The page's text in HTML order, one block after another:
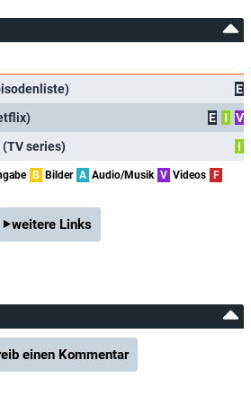
E
E I
V
series)
I
B Bilder A Audio/Musik V Videos
F
weitere Links
einen Kommentar